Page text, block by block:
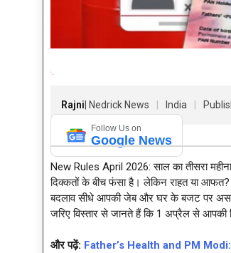
Rajni | Nedrick News India
Follow Us on
Google News
New Rules April 2026: साल का तीसरा
दिक्कतों के बीच फंसा है। लेकिन राहत या आफत?
बदलाव सीधे आपकी जेब और घर के बजट पर
जरिए विस्तार से जानते हैं कि 1 अप्रैल से आपकी
और पढ़ें: Father’s Health and PM Modi: